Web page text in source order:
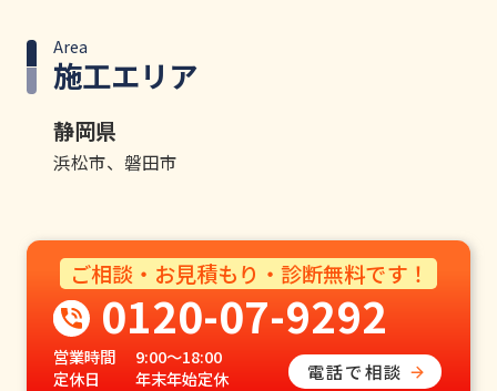
施工エリア
Area
静岡県
浜松市、磐田市
ご相談・お見積もり・診断無料です！
0120-07-9292
営業時間
9:00〜18:00
定休日
年末年始定休 電話で相談